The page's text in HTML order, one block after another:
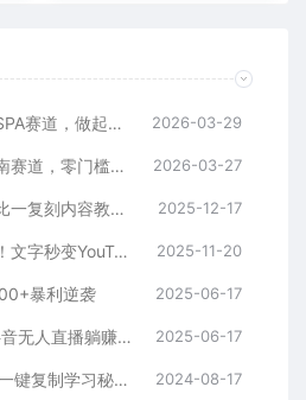
视频号巨火赛道，心灵SPA赛道，做起来超简单，每天收益800+ 2026-03-29
视频号新风口！烟雨江南赛道，零门槛日入 500+ 2026-03-27
抖音百万爆款账号，一比一复刻内容教程，从0-1实操课，小白也能学会，复制爆款，月入10w+ 2025-12-17
一键制作爆款故事视频！文字秒变YouTube自动发布的傻瓜式教程 2025-11-20
暴利逆袭 2025-06-17
2025最新暴利项目！抖音无人直播躺赚攻略！抖音无人直播3.0玩法！0门槛… 2025-06-17
短视频 IP实战课，独创一键复制学习秘籍，转战新领域，月赚五万轻松行 2024-08-17